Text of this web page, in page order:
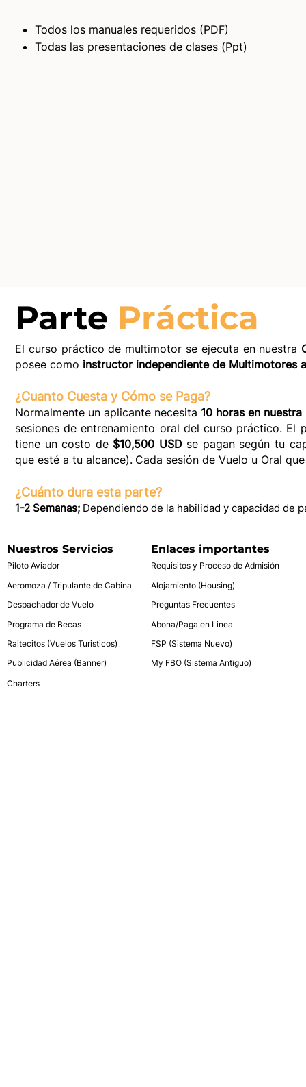
Todos los manuales requeridos (PDF)
Todas las presentaciones de clases (Ppt)
Parte Práctica
El curso práctico de multimotor se ejecuta en nuestra
posee como instructor independiente de Multimotores
¿Cuanto Cuesta y Cómo se Paga?
Normalmente un aplicante necesita 10 horas en
sesiones de entrenamiento oral del curso práctico.
tiene un costo de $10,500 USDse pagan según tu
que esté a tu alcance). Cada sesión de Vuelo u Oral
¿Cuánto dura esta parte?
1-2 Semanas; Dependiendo de la habilidad y capacidad de
Nuestros Servicios
Piloto Aviador
Aeromoza / Tripulante de Cabina
Despachador de Vuelo
Programa de Becas
Raitecitos (Vuelos Turisticos)
Publicidad Aérea (Banner)
Enlaces importantes
Requisitos y Proceso de Admisión
Alojamiento (Housing)
Preguntas Frecuentes
Abona/Paga en Linea
FSP (Sistema Nuevo)
My FBO (Sistema Antiguo)
Charters